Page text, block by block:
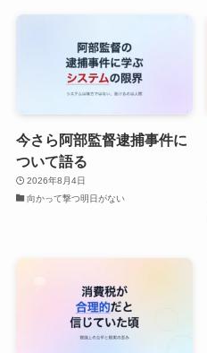
今さら阿部監督逮捕事件に
ついて語る
2026年8月4日
向かって撃つ明日がない